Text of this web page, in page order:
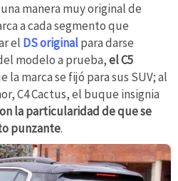
manera muy original de
a cada segmento que
el DS originalpara darse
modelo a prueba,el C5
la marca se fijó para sus SUV; al
C4 Cactus, el buque insignia
la particularidad de que se
punzante.